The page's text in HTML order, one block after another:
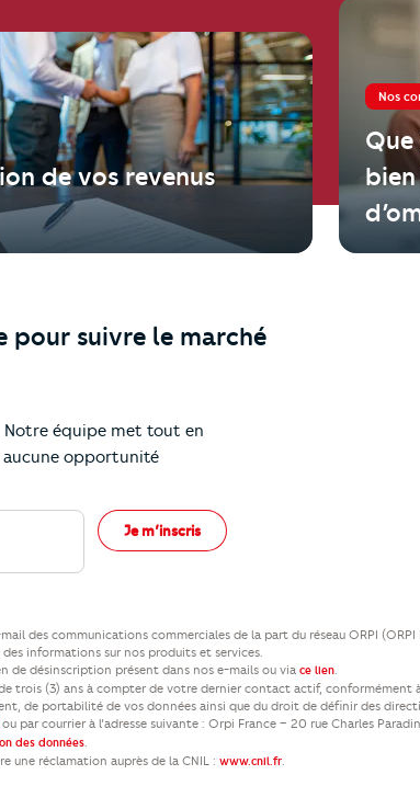
de vos revenus
Nos
Que
pour suivre le marché
Notre équipe met tout en
aucune opportunité
Je m’inscris
des communications commerciales de la part du réseau ORPI
informations sur nos produits et services.
de désinscription présent dans nos e-mails ou via ce lien.
trois (3) ans à compter de votre dernier contact actif,
de portabilité de vos données ainsi que du droit de définir des
ou par courrier à l’adresse suivante : Orpi France – 20 rue Charles
des données.
une réclamation auprès de la CNIL : www.cnil.fr.